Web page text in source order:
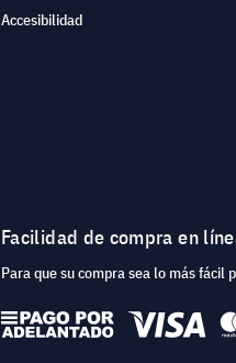
Accesibilidad
Facilidad de compra en
Para que su compra sea lo más fácil